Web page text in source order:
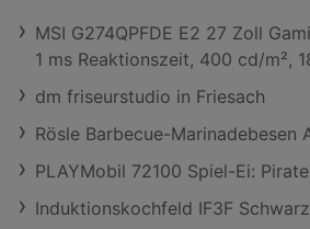
MSI G274QPFDE E2 27 Zoll
1 ms Reaktionszeit, 400 cd/m²,
dm friseurstudio in Friesach
Rösle Barbecue-Marinadebesen
PLAYMobil 72100 Spiel-Ei:
Induktionskochfeld IF3F Schwarz